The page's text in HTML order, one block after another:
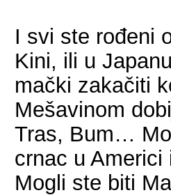
I svi ste rođeni
Kini, ili u
mački zakačiti
Mešavinom
Tras, Bum…
crnac u
Mogli ste biti